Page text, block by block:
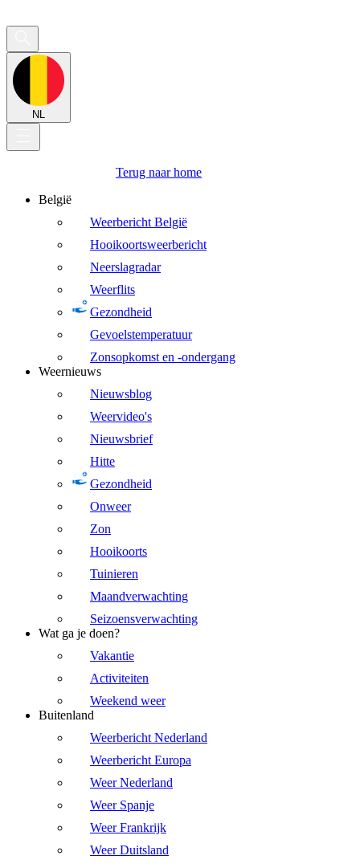
NL
Terug naar home
België
Weerbericht België
Hooikoortsweerbericht
Neerslagradar
Weerflits
Gezondheid
Gevoelstemperatuur
Zonsopkomst en -ondergang
Weernieuws
Nieuwsblog
Weervideo's
Nieuwsbrief
Hitte
Gezondheid
Onweer
Zon
Hooikoorts
Tuinieren
Maandverwachting
Seizoensverwachting
Wat ga je doen?
Vakantie
Activiteiten
Weekend weer
Buitenland
Weerbericht Nederland
Weerbericht Europa
Weer Nederland
Weer Spanje
Weer Frankrijk
Weer Duitsland